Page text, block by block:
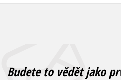
Budete to vědět jako